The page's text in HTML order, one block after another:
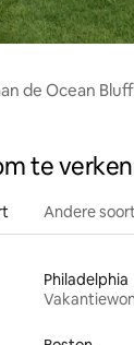
de Ocean
te
Andere
Philadelphia